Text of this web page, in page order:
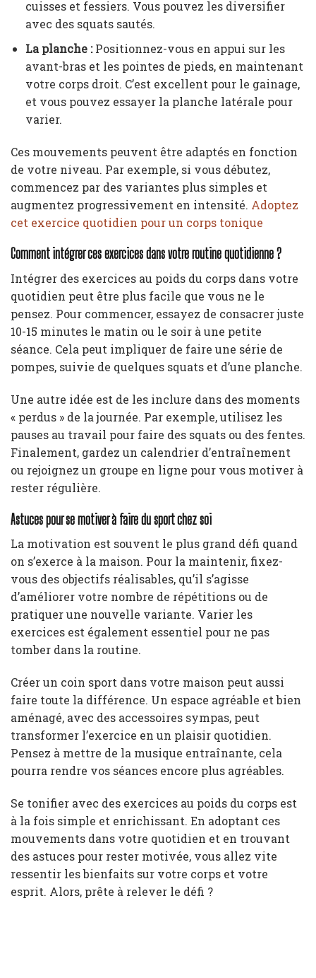
cuisses et fessiers. Vous pouvez les diversifier
avec des squats sautés.
La planche :Positionnez-vous en appui sur les
avant-bras et les pointes de pieds, en maintenant
votre corps droit. C’est excellent pour le gainage,
et vous pouvez essayer la planche latérale pour
varier.
Ces mouvements peuvent être adaptés en fonction
de votre niveau. Par exemple, si vous débutez,
commencez par des variantes plus simples et
augmentez progressivement en intensité. Adoptez
cet exercice quotidien pour un corps tonique
Comment intégrer ces exercices dans votre routine quotidienne ?
Intégrer des exercices au poids du corps dans votre
quotidien peut être plus facile que vous ne le
pensez. Pour commencer, essayez de consacrer juste
10-15 minutes le matin ou le soir à une petite
séance. Cela peut impliquer de faire une série de
pompes, suivie de quelques squats et d’une planche.
Une autre idée est de les inclure dans des moments
« perdus » de la journée. Par exemple, utilisez les
pauses au travail pour faire des squats ou des fentes.
Finalement, gardez un calendrier d’entraînement
ou rejoignez un groupe en ligne pour vous motiver à
rester régulière.
Astuces pour se motiver à faire du sport chez soi
La motivation est souvent le plus grand défi quand
on s’exerce à la maison. Pour la maintenir, fixez-
vous des objectifs réalisables, qu’il s’agisse
d’améliorer votre nombre de répétitions ou de
pratiquer une nouvelle variante. Varier les
exercices est également essentiel pour ne pas
tomber dans la routine.
Créer un coin sport dans votre maison peut aussi
faire toute la différence. Un espace agréable et bien
aménagé, avec des accessoires sympas, peut
transformer l’exercice en un plaisir quotidien.
Pensez à mettre de la musique entraînante, cela
pourra rendre vos séances encore plus agréables.
Se tonifier avec des exercices au poids du corps est
à la fois simple et enrichissant. En adoptant ces
mouvements dans votre quotidien et en trouvant
des astuces pour rester motivée, vous allez vite
ressentir les bienfaits sur votre corps et votre
esprit. Alors, prête à relever le défi ?